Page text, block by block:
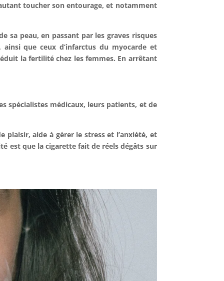
toucher sonentourage, et notamment
sa peau, en passant par les graves risques
que ceux d’infarctus du myocarde et
la fertilité chez les femmes. En arrêtant
spécialistes médicaux, leurs patients, et de
aide à gérer le stress et l’anxiété, et
est que la cigarette fait de réels dégâts sur